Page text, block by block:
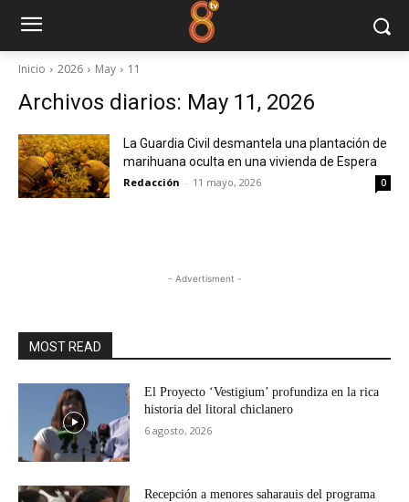
Inicio 2026 May 11
Archivos diarios: May 11, 2026
La Guardia Civil desmantela una plantación de
marihuana oculta en una vivienda de Espera
Redacción - 11 mayo, 2026 0
- Advertisment -
MOST READ
El Proyecto ‘Vestigium’ profundiza en la rica
historia del litoral chiclanero
6 agosto, 2026
Recepción a menores saharauis del programa